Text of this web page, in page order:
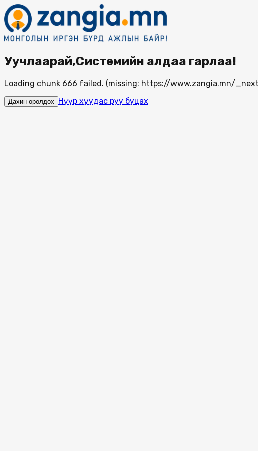
Уучлаарай,Системийн алдаа гарлаа!
Loading chunk 666 failed. (missing: https://www.zangia.mn/
Дахин оролдох Нүүр хуудас руу буцах